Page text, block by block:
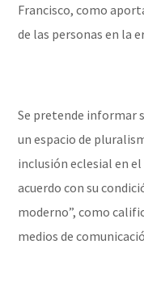
Francisco, como
de las personas en la
Se pretende informar
un espacio de
inclusión eclesial en
acuerdo con su
moderno”, como
medios de